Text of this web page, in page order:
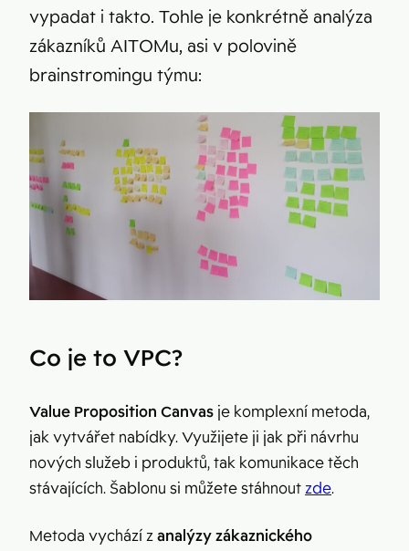
vypadat i takto. Tohle je konkrétně analýza
zákazníků AITOMu, asi v polovině
brainstromingu týmu:
Co je to VPC?
Value Proposition Canvas je komplexní metoda,
jak vytvářet nabídky. Využijete ji jak při návrhu
nových služeb i produktů, tak komunikace těch
stávajících. Šablonu si můžete stáhnoutzde.
Metoda vychází zanalýzy zákaznického